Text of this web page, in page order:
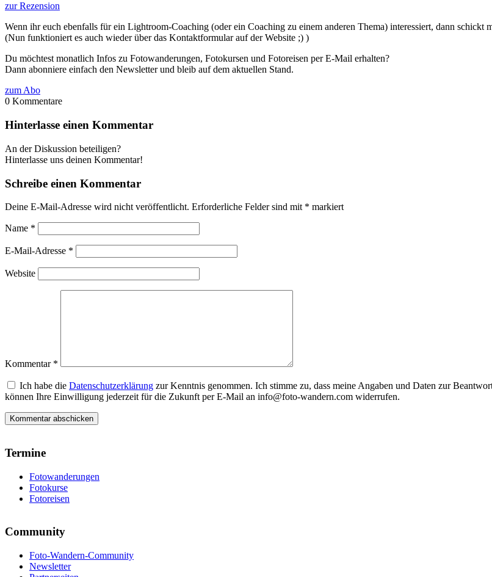
zur Rezension
Wenn ihr euch ebenfalls für ein Lightroom-Coaching (oder ein Coaching zu einem anderen Thema) interessiert, dann schickt
(Nun funktioniert es auch wieder über das Kontaktformular auf der Website ;) )
Du möchtest monatlich Infos zu Fotowanderungen, Fotokursen und Fotoreisen per E-Mail erhalten?
Dann abonniere einfach den Newsletter und bleib auf dem aktuellen Stand.
zum Abo
0 Kommentare
Hinterlasse einen Kommentar
An der Diskussion beteiligen?
Hinterlasse uns deinen Kommentar!
Schreibe einen Kommentar
Deine E-Mail-Adresse wird nicht veröffentlicht. Erforderliche Felder sind mit * markiert
Name *
E-Mail-Adresse *
Website
Kommentar *
Ich habe die Datenschutzerklärung zur Kenntnis genommen. Ich stimme zu, dass meine Angaben und Daten zur
können Ihre Einwilligung jederzeit für die Zukunft per E-Mail an info@foto-wandern.com widerrufen.
Termine
Fotowanderungen
Fotokurse
Fotoreisen
Community
Foto-Wandern-Community
Newsletter